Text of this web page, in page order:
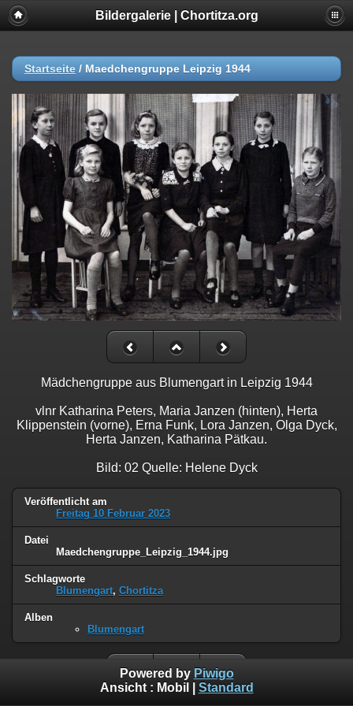
Bildergalerie | Chortitza.org
Startseite / Maedchengruppe Leipzig 1944
Mädchengruppe aus Blumengart in Leipzig 1944
vlnr Katharina Peters, Maria Janzen (hinten), Herta
Klippenstein (vorne), Erna Funk, Lora Janzen, Olga Dyck,
Herta Janzen, Katharina Pätkau.
Bild: 02 Quelle: Helene Dyck
Veröffentlicht am
Freitag 10 Februar 2023
Datei
Maedchengruppe_Leipzig_1944.jpg
Schlagworte
Blumengart, Chortitza
Alben
Blumengart
Powered by Piwigo
Ansicht : Mobil Standard